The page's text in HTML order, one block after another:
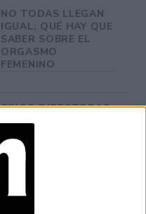
NO TODAS LLEGAN
IGUAL: QUÉ HAY QUE
SABER SOBRE EL
ORGASMO
FEMENINO
CINCO DIRECTORAS
DE PORNO
MUESTRAN LO QUE
LAS MUJERES
SEXO